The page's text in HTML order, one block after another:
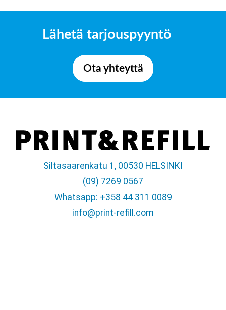
Lähetä tarjouspyyntö
Ota yhteyttä
Siltasaarenkatu 1, 00530 HELSINKI
(09) 7269 0567
Whatsapp: +358 44 311 0089
info@print-refill.com